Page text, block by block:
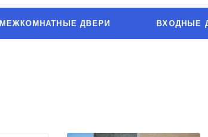
МЕЖКОМНАТНЫЕ ДВЕРИ ВХОДНЫЕ